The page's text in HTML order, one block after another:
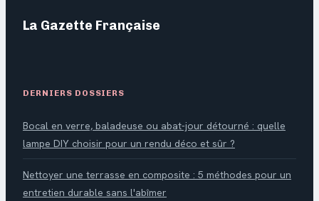
La Gazette Française
DERNIERS DOSSIERS
Bocal en verre, baladeuse ou abat-jour détourné : quelle
lampe DIY choisir pour un rendu déco et sûr ?
Nettoyer une terrasse en composite : 5 méthodes pour un
entretien durable sans l'abîmer